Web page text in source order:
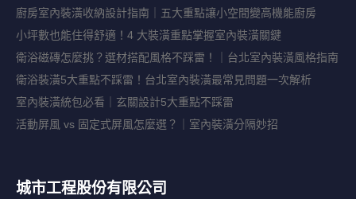
廚房室內裝潢收納設計指南｜五大重點讓小空間變高機能廚房
小坪數也能住得舒適！4 大裝潢重點掌握室內裝潢關鍵
衛浴磁磚怎麼挑？選材搭配風格不踩雷！｜台北室內裝潢風格指南
衛浴裝潢5大重點不踩雷！台北室內裝潢最常見問題一次解析
室內裝潢統包必看｜玄關設計5大重點不踩雷
活動屏風 vs 固定式屏風怎麼選？｜室內裝潢分隔妙招
城市工程股份有限公司